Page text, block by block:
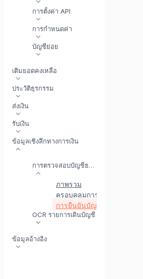
การตั้งค่า API
การกำหนดค่า
บัญชีย่อย
เติมยอดคงเหลือ
ประวัติธุรกรรม
ส่งเงิน
รับเงิน
ข้อมูลเชิงลึกทางการเงิน
การตรวจสอบบัญชีธนาคาร
ภาพรวม
ครอบคลุมการตรวจสอบ
การยืนยันบัญชี API
OCR รายการเดินบัญชี
ข้อมูลอ้างอิง